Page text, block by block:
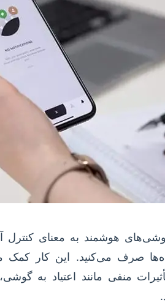
هوشمند به معنای
صرف می‌کنید. این کار
منفی مانند اعتیاد به